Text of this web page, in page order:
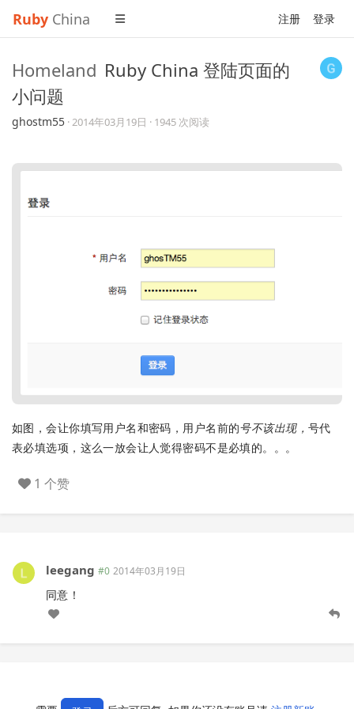
Ruby China 注册 登录
Homeland Ruby China 登陆页面的
小问题
ghostm55 ·2014年03月19日 · 1945 次阅读
如图，会让你填写用户名和密码，用户名前的号不该出现， 号代
表必填选项，这么一放会让人觉得密码不是必填的。。。
1 个赞
leegang #0 2014年03月19日
同意！